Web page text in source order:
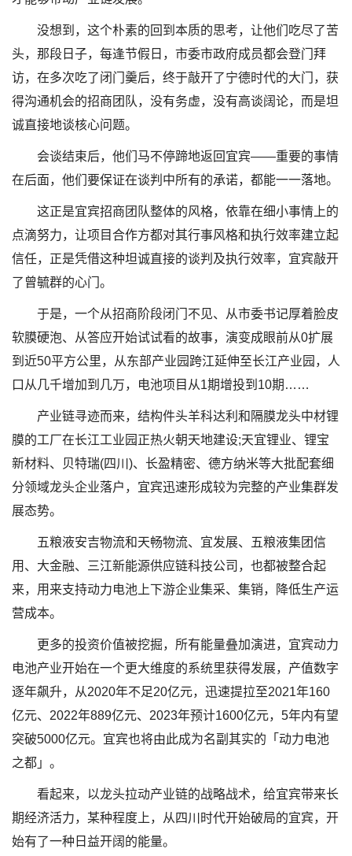
没想到，这个朴素的回到本质的思考，让他们吃尽了苦
头，那段日子，每逢节假日，市委市政府成员都会登门拜
访，在多次吃了闭门羹后，终于敲开了宁德时代的大门，获
得沟通机会的招商团队，没有务虚，没有高谈阔论，而是坦
诚直接地谈核心问题。
会谈结束后，他们马不停蹄地返回宜宾——重要的事情
在后面，他们要保证在谈判中所有的承诺，都能一一落地。
这正是宜宾招商团队整体的风格，依靠在细小事情上的
点滴努力，让项目合作方都对其行事风格和执行效率建立起
信任，正是凭借这种坦诚直接的谈判及执行效率，宜宾敲开
了曾毓群的心门。
于是，一个从招商阶段闭门不见、从市委书记厚着脸皮
软膜硬泡、从答应开始试试看的故事，演变成眼前从0扩展
到近50平方公里，从东部产业园跨江延伸至长江产业园，人
口从几千增加到几万，电池项目从1期增投到10期……
产业链寻迹而来，结构件头羊科达利和隔膜龙头中材锂
膜的工厂在长江工业园正热火朝天地建设;天宜锂业、锂宝
新材料、贝特瑞(四川)、长盈精密、德方纳米等大批配套细
分领域龙头企业落户，宜宾迅速形成较为完整的产业集群发
展态势。
五粮液安吉物流和天畅物流、宜发展、五粮液集团信
用、大金融、三江新能源供应链科技公司，也都被整合起
来，用来支持动力电池上下游企业集采、集销，降低生产运
营成本。
更多的投资价值被挖掘，所有能量叠加演进，宜宾动力
电池产业开始在一个更大维度的系统里获得发展，产值数字
逐年飙升，从2020年不足20亿元，迅速提拉至2021年160
亿元、2022年889亿元、2023年预计1600亿元，5年内有望
突破5000亿元。宜宾也将由此成为名副其实的「动力电池
之都」。
看起来，以龙头拉动产业链的战略战术，给宜宾带来长
期经济活力，某种程度上，从四川时代开始破局的宜宾，开
始有了一种日益开阔的能量。